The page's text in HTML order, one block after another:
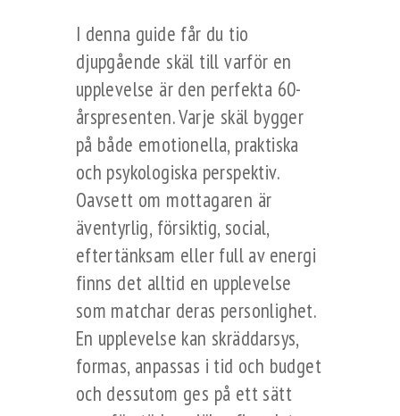
I denna guide får du tio
djupgående skäl till varför en
upplevelse är den perfekta 60-
årspresenten. Varje skäl bygger
på både emotionella, praktiska
och psykologiska perspektiv.
Oavsett om mottagaren är
äventyrlig, försiktig, social,
eftertänksam eller full av energi
finns det alltid en upplevelse
som matchar deras personlighet.
En upplevelse kan skräddarsys,
formas, anpassas i tid och budget
och dessutom ges på ett sätt